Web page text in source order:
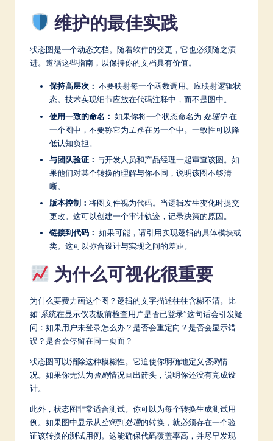
维护的最佳实践
状态图是一个动态文档。随着软件的变更，它也必须随之演
进。遵循这些指南，以保持你的文档具有价值。
保持高层次： 不要映射每一个函数调用。应映射逻辑状
态。技术实现细节应放在代码注释中，而不是图中。
使用一致的命名： 如果你将一个状态命名为 处理中在
一个图中，不要称它为 工作在另一个中。一致性可以降
低认知负担。
与团队验证： 与开发人员和产品经理一起审查该图。如
果他们对某个转换的理解与你不同，说明该图不够清
晰。
版本控制： 将图文件视为代码。当逻辑发生变化时提交
更改。这可以创建一个审计轨迹，记录决策的原因。
链接到代码： 如果可能，请引用实现逻辑的具体模块或
类。这可以弥合设计与实现之间的差距。
为什么可视化很重要
为什么要费力画这个图？逻辑的文字描述往往含糊不清。比
如“系统在显示仪表板前检查用户是否已登录”这句话会引发疑
问：如果用户未登录怎么办？是否会重定向？是否会显示错
误？是否会停留在同一页面？
状态图可以消除这种模糊性。它迫使你明确地定义否则情
况。如果你无法为否则情况画出箭头，说明你还没有完成设
计。
此外，状态图非常适合测试。你可以为每个转换生成测试用
例。如果图中显示从 空闲到处理的转换，就必须存在一个验
证该转换的测试用例。这能确保代码覆盖率高，并尽早发现